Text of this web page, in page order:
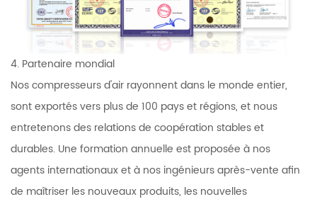
4. Partenaire mondial
Nos compresseurs d'air rayonnent dans le monde entier,
sont exportés vers plus de 100 pays et régions, et nous
entretenons des relations de coopération stables et
durables. Une formation annuelle est proposée à nos
agents internationaux et à nos ingénieurs après-vente afin
de maîtriser les nouveaux produits, les nouvelles